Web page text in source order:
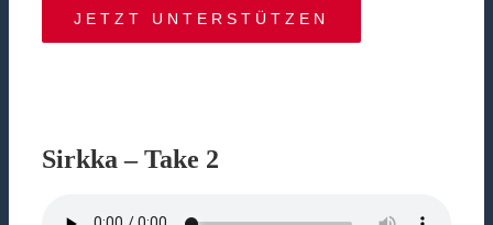
JETZT UNTERSTÜTZEN
Sirkka – Take 2